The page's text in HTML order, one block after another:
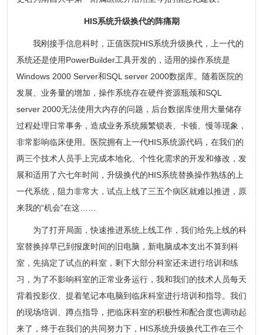
HIS系统升级换代的阵痛期
我刚接手信息科时，正值医院HIS系统升级换代，上一代的
系统还是使用PowerBuilder工具开发的，适用的操作系统是
Windows 2000 Server和SQL server 2000数据库。随着医院的
发展、业务量的增加，操作系统存在硬件资源瓶颈和SQL
server 2000无法使用大内存的问题，后台数据库使用大量储存
过程处理日常事务，造成业务系统频繁锁表、卡顿、慢等现象，
非常影响临床使用。医院拥有上一代HIS系统源代码，在我们的
两三个技术人员手上完成本地化、个性化需求的开发和修改，发
展和适用了六七年时间，升级换代的HIS系统替换操作熟练的上
一代系统，阻力非常大，试点上线了三五个病区就难以推进，原
来我的“机会”在这……
为了打开局面，快速推进系统上线工作，我们给先上线的科
室替换掉早已到报废时间的旧电脑，新电脑成本支出不算到科
室，先搞定了试点的科室，剩下大部分科室还未进行培训和练
习，为了不影响科室的正常业务运行，我和我们的技术人员每天
背着投影仪、提着笔记本电脑到临床科室进行培训和指导。我们
的现场培训、蹲点指导，把临床科室的积极性和配合度也调动起
来了，终于在我们的共同努力下，HIS系统升级换代工作在三个